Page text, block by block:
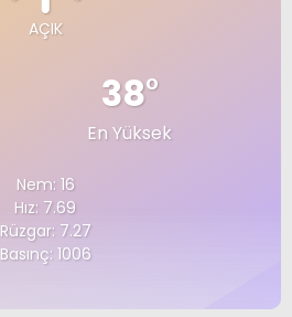
AÇIK
38°
En Yüksek
Nem: 16
Hız: 7.69
Rüzgar: 7.27
Basınç: 1006